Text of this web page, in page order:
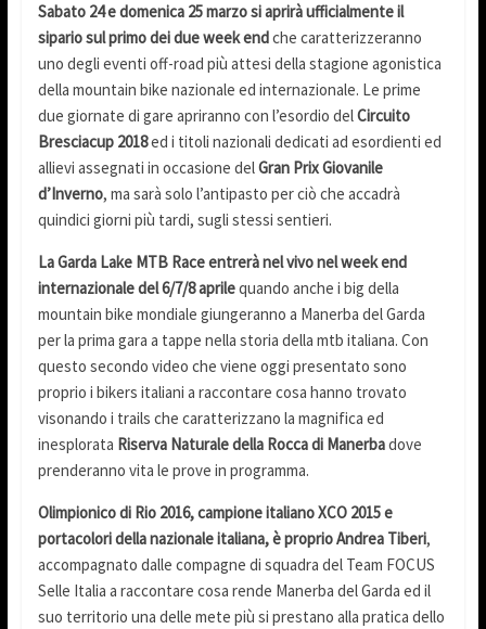
Sabato 24 e domenica 25 marzo si aprirà ufficialmente il
sipario sul primo dei due week endche caratterizzeranno
uno degli eventi off-road più attesi della stagione agonistica
della mountain bike nazionale ed internazionale. Le prime
due giornate di gare apriranno con l’esordio delCircuito
Bresciacup 2018ed i titoli nazionali dedicati ad esordienti ed
allievi assegnati in occasione delGran Prix Giovanile
d’Inverno, ma sarà solo l’antipasto per ciò che accadrà
quindici giorni più tardi, sugli stessi sentieri.
La Garda Lake MTB Race entrerà nel vivo nel week end
internazionale del 6/7/8 aprilequando anche i big della
mountain bike mondiale giungeranno a Manerba del Garda
per la prima gara a tappe nella storia della mtb italiana. Con
questo secondo video che viene oggi presentato sono
proprio i bikers italiani a raccontare cosa hanno trovato
visonando i trails che caratterizzano la magnifica ed
inesplorata Riserva Naturale della Rocca di Manerbadove
prenderanno vita le prove in programma.
Olimpionico di Rio 2016, campione italiano XCO 2015 e
portacolori della nazionale italiana, è proprio Andrea Tiberi,
accompagnato dalle compagne di squadra del Team FOCUS
Selle Italia a raccontare cosa rende Manerba del Garda ed il
suo territorio una delle mete più si prestano alla pratica dello